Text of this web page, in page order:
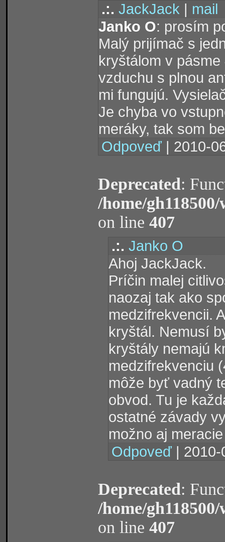
.:. JackJack | mail
Janko O: prosím
Malý prijímač s
kryštálom v
vzduchu s plnou
mi fungujú.
Je chyba vo
meráky, tak som
Odpoveď | 2010-
Deprecated:
/home/
on line 407
.:. Janko O
Ahoj JackJack.
Príčin malej
naozaj tak ako
medzifrekvencii.
kryštál. Nemusí
kryštály nemajú
medzifrekvenciu
môže byť vadný
obvod. Tu je
ostatné závady
možno aj
Odpoveď |
Deprecated:
/home/
on line 407